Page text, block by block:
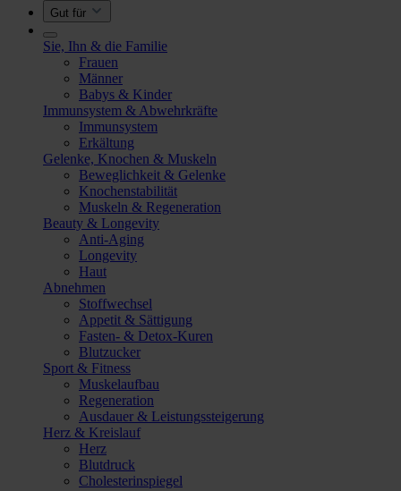
Gut für
Sie, Ihn & die Familie
Frauen
Männer
Babys & Kinder
Immunsystem & Abwehrkräfte
Immunsystem
Erkältung
Gelenke, Knochen & Muskeln
Beweglichkeit & Gelenke
Knochenstabilität
Muskeln & Regeneration
Beauty & Longevity
Anti-Aging
Longevity
Haut
Abnehmen
Stoffwechsel
Appetit & Sättigung
Fasten- & Detox-Kuren
Blutzucker
Sport & Fitness
Muskelaufbau
Regeneration
Ausdauer & Leistungssteigerung
Herz & Kreislauf
Herz
Blutdruck
Cholesterinspiegel